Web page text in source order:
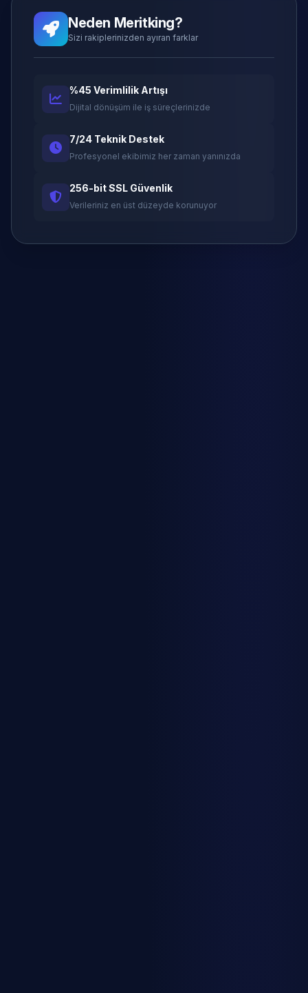
Neden Meritking?
Sizi rakiplerinizden ayıran farklar
%45 Verimlilik Artışı
Dijital dönüşüm ile iş süreçlerinizde
7/24 Teknik Destek
Profesyonel ekibimiz her zaman yanınızda
256-bit SSL Güvenlik
Verileriniz en üst düzeyde korunuyor